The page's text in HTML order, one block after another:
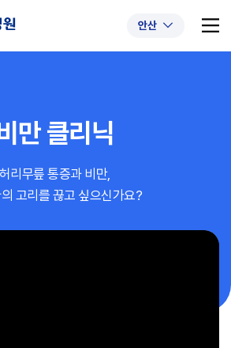
안산
파약침 #척추압박골절
사고후유증 #허리디스크
요법
만 클리닉
허리무릎 통증과 비만,
고리를 끊고 싶으신가요?